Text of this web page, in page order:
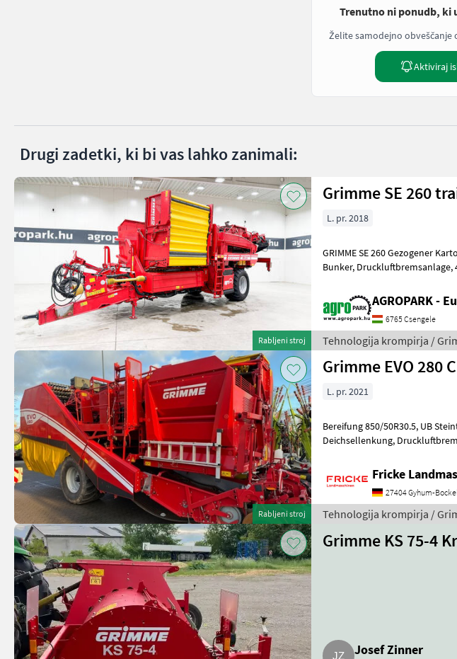
Trenutno ni ponudb, ki
Želite samodejno obveščanje
Aktiviraj
Drugi zadetki, ki bi vas lahko zanimali:
Rabljeni stroj
Grimme SE 260
L. pr. 2018
GRIMME SE 260 Gezogener Kartoffelroder, VC50-Monitor + Joystick,
AGROPARK -
6765 Csengele
Tehnologija krompirja /
Rabljeni stroj
Grimme EVO 280
L. pr. 2021
Bereifung 850/50R30.5, UB Steintrennung, Untenanhängung K 80, hydraulische
Deichsellenkung, Druckluftbremse, Lenkachse, WW Gelenkwelle, Steinsicherung für
Fricke
27404 Gyhum-
Tehnologija krompirja /
Grimme KS 75-4
Josef Zinner